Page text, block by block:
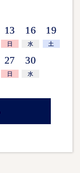
13
日
16
水
19
土
27
日
30
水